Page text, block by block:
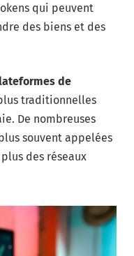
qui peuvent
des biens et des
de
traditionnelles
De nombreuses
souvent appelées
des réseaux